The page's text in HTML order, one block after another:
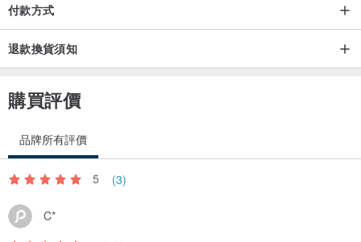
容器材質：無容器
尺寸：6x6x6
重量：150g
🔥🔥香味選項：無香味🔥🔥
🕯🕯出貨注意事項🕯🕯
＊超商取貨：下單後24小時內製作完成，蠟燭凝固完善就立刻寄出，
付款方式
退款換貨須知
購買評價
品牌所有評價
5 (3)
C*